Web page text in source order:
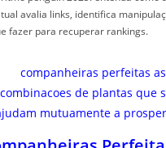
avalia links, identifica
fazer para recuperar rankings.